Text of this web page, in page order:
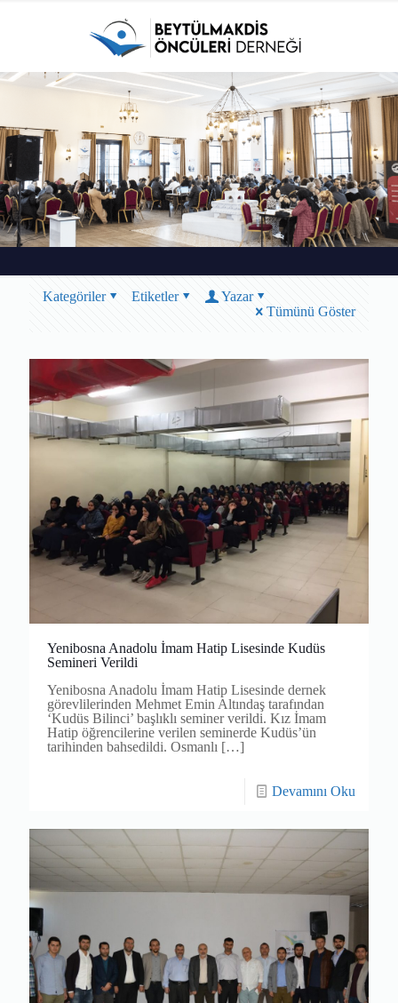
Kategöriler Etiketler
Yazar
Tümünü Göster
Yenibosna Anadolu İmam Hatip Lisesinde Kudüs
Semineri Verildi
Yenibosna Anadolu İmam Hatip Lisesinde dernek
görevlilerinden Mehmet Emin Altındaş tarafından
‘Kudüs Bilinci’ başlıklı seminer verildi. Kız İmam
Hatip öğrencilerine verilen seminerde Kudüs’ün
tarihinden bahsedildi. Osmanlı […]
Devamını Oku